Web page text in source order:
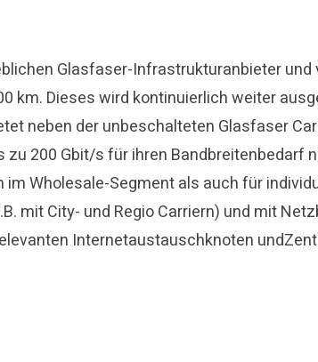
Glasfaser-Infrastrukturanbieter
km. Dieses wird kontinuierlich weiter
neben der unbeschalteten Glasfaser
200 Gbit/s für ihren
Wholesale-Segment als auch für
mit City- und Regio Carriern) und mit
Internetaustauschknoten